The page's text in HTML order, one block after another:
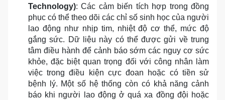
Technology): Các cảm biến tích hợp trong đồng
phục có thể theo dõi các chỉ số sinh học của người
lao động như nhịp tim, nhiệt độ cơ thể, mức độ
gắng sức. Dữ liệu này có thể được gửi về trung
tâm điều hành để cảnh báo sớm các nguy cơ sức
khỏe, đặc biệt quan trọng đối với công nhân làm
việc trong điều kiện cực đoan hoặc có tiền sử
bệnh lý. Một số hệ thống còn có khả năng cảnh
báo khi người lao động ở quá xa đồng đội hoặc